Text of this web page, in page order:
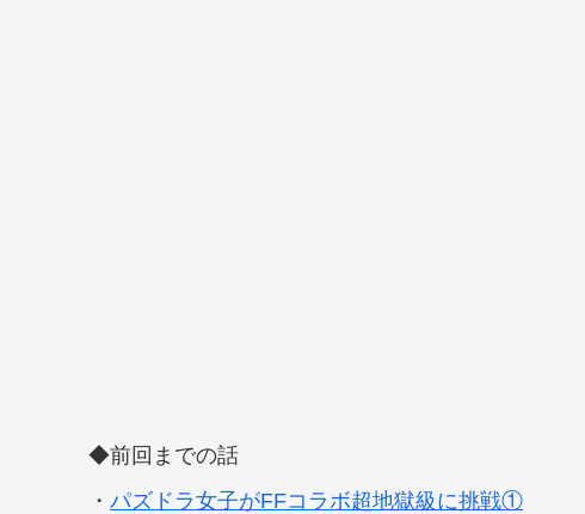
◆前回までの話
・ パズドラ女子がFFコラボ超地獄級に挑戦①